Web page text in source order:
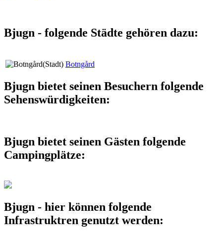
Bjugn - folgende Städte gehören dazu:
Botngård
Bjugn bietet seinen Besuchern folgende
Sehenswürdigkeiten:
Bjugn bietet seinen Gästen folgende
Campingplätze:
Bjugn - hier können folgende
Infrastruktren genutzt werden: